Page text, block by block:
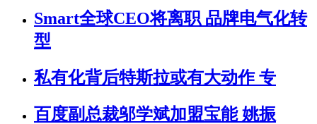
Smart全球CEO将离职 品牌电气化转
型
私有化背后特斯拉或有大动作 专
百度副总裁邬学斌加盟宝能 姚振